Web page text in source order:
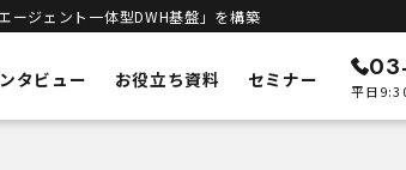
ージェント一体型DWH基盤」を構築
タビュー お役立ち資料 セミナー 平日